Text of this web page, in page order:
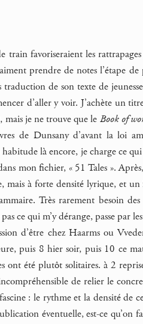
train favoriseraient les
prendre de notes l’étape
de son texte de
d’aller y voir. J’achète un
mais je ne trouve que le Book of
de Dunsany d’avant la loi
là encore, je charge ce
mon fichier, « 51 Tales ».
mais à forte densité lyrique, et
Très rarement besoin
ce qui m’y dérange, passe par
d’être chez Haarms ou
puis 8 hier soir, puis 10 ce
ont été plutôt solitaires. à 2
de relier le
: le rythme et la densité de
éventuelle, est-ce qu’on